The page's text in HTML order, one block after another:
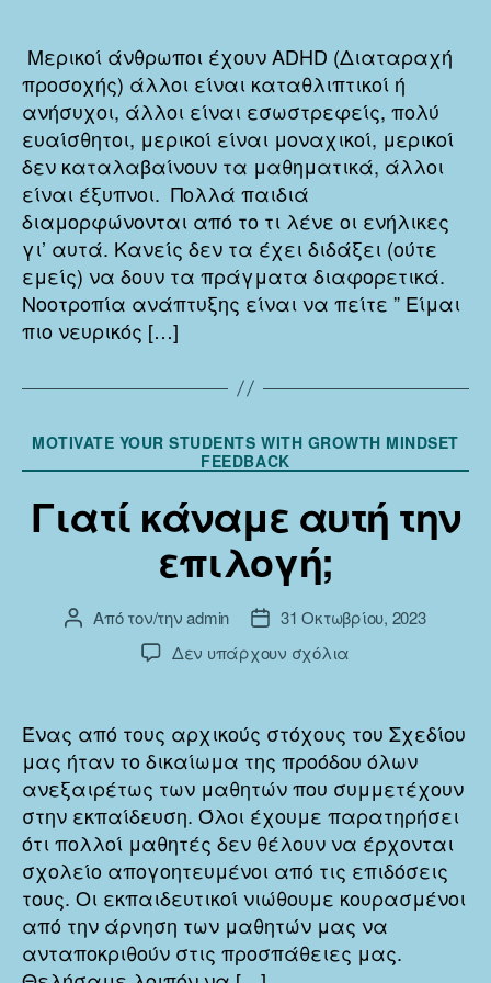
τις
ετικέτες
Μερικοί άνθρωποι έχουν ADHD (Διαταραχή
προσοχής) άλλοι είναι καταθλιπτικοί ή
ανήσυχοι, άλλοι είναι εσωστρεφείς, πολύ
ευαίσθητοι, μερικοί είναι μοναχικοί, μερικοί
δεν καταλαβαίνουν τα μαθηματικά, άλλοι
είναι έξυπνοι. Πολλά παιδιά
διαμορφώνονται από το τι λένε οι ενήλικες
γι’ αυτά. Κανείς δεν τα έχει διδάξει (ούτε
εμείς) να δουν τα πράγματα διαφορετικά.
Νοοτροπία ανάπτυξης είναι να πείτε ” Είμαι
πιο νευρικός […]
Κατηγορίες
MOTIVATE YOUR STUDENTS WITH GROWTH MINDSET
FEEDBACK
Γιατί κάναμε αυτή την
επιλογή;
Συντάκτης
Από τον/τηνadmin
Ημ.
δημοσίευσης
31 Οκτωβρίου, 2023
Δεν υπάρχουν σχόλια
την
επιλογή;
Ένας από τους αρχικούς στόχους του Σχεδίου
μας ήταν το δικαίωμα της προόδου όλων
ανεξαιρέτως των μαθητών που συμμετέχουν
στην εκπαίδευση. Όλοι έχουμε παρατηρήσει
ότι πολλοί μαθητές δεν θέλουν να έρχονται
σχολείο απογοητευμένοι από τις επιδόσεις
τους. Οι εκπαιδευτικοί νιώθουμε κουρασμένοι
από την άρνηση των μαθητών μας να
ανταποκριθούν στις προσπάθειες μας.